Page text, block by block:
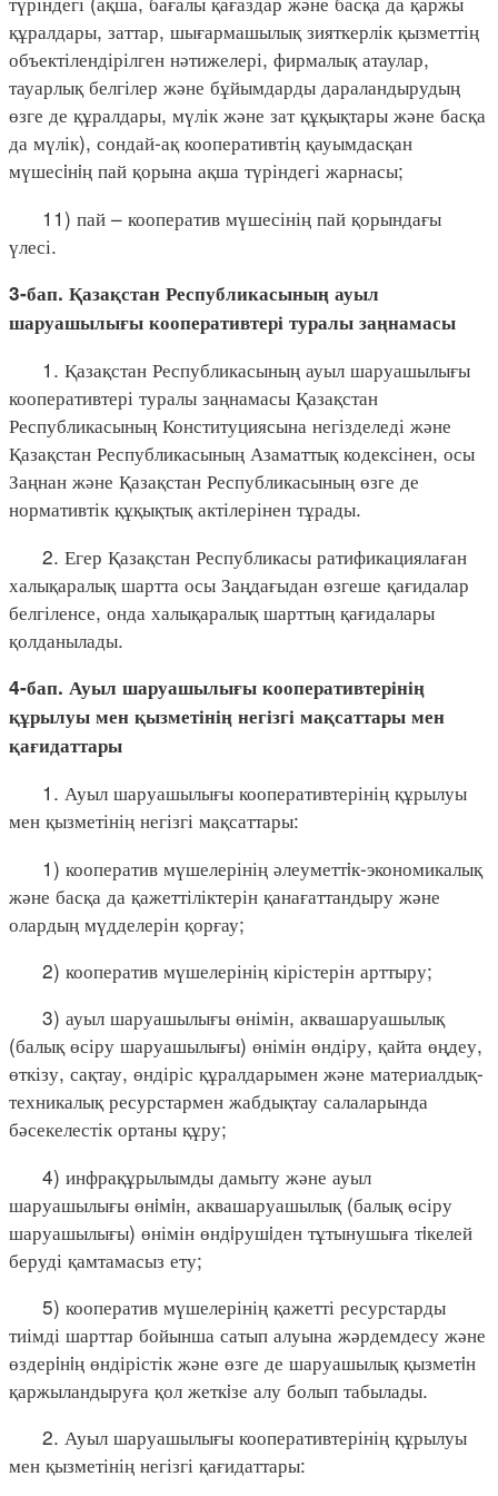
құралдары, заттар, шығармашылық зияткерлік қызметтің
объектілендірілген нәтижелері, фирмалық атаулар,
тауарлық белгілер және бұйымдарды дараландырудың
өзге де құралдары, мүлік және зат құқықтары және басқа
да мүлік), сондай-ақ кооперативтің қауымдасқан
мүшесiнiң пай қорына ақша түріндегі жарнасы;
11) пай – кооператив мүшесінің пай қорындағы
үлесі.
3-бап. Қазақстан Республикасының ауыл
шаруашылығы кооперативтері туралы заңнамасы
1. Қазақстан Республикасының ауыл шаруашылығы
кооперативтері туралы заңнамасы Қазақстан
Республикасының Конституциясына негізделеді және
Қазақстан Республикасының Азаматтық кодексінен, осы
Заңнан және Қазақстан Республикасының өзге де
нормативтік құқықтық актілерінен тұрады.
2. Егер Қазақстан Республикасы ратификациялаған
халықаралық шартта осы Заңдағыдан өзгеше қағидалар
белгіленсе, онда халықаралық шарттың қағидалары
қолданылады.
4-бап. Ауыл шаруашылығы кооперативтерінің
құрылуы мен қызметінің негізгі мақсаттары мен
қағидаттары
1. Ауыл шаруашылығы кооперативтерінің құрылуы
мен қызметінің негізгі мақсаттары:
1) кооператив мүшелерінің әлеуметтiк-экономикалық
және басқа да қажеттіліктерін қанағаттандыру және
олардың мүдделерін қорғау;
2) кооператив мүшелерінің кірістерін арттыру;
3) ауыл шаруашылығы өнімін, аквашаруашылық
(балық өсіру шаруашылығы) өнімін өндіру, қайта өңдеу,
өткізу, сақтау, өндіріс құралдарымен және материалдық-
техникалық ресурстармен жабдықтау салаларында
бәсекелестік ортаны құру;
4) инфрақұрылымды дамыту және ауыл
шаруашылығы өнiмiн, аквашаруашылық (балық өсіру
шаруашылығы) өнімін өндiрушiден тұтынушыға тiкелей
беруді қамтамасыз ету;
5) кооператив мүшелерінің қажетті ресурстарды
тиімді шарттар бойынша сатып алуына жәрдемдесу және
өздерiнiң өндірістік және өзге де шаруашылық қызметiн
қаржыландыруға қол жеткiзе алу болып табылады.
2. Ауыл шаруашылығы кооперативтерінің құрылуы
мен қызметінің негізгі қағидаттары: